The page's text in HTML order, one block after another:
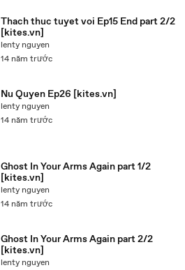
Thach thuc tuyet voi Ep15 End part 2/2
[kites.vn]
lenty nguyen
14 năm trước
Nu Quyen Ep26 [kites.vn]
lenty nguyen
14 năm trước
Ghost In Your Arms Again part 1/2
[kites.vn]
lenty nguyen
14 năm trước
Ghost In Your Arms Again part 2/2
[kites.vn]
lenty nguyen